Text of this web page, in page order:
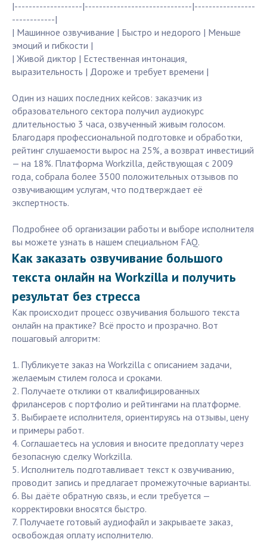
|-------------------|------------------------------|-----------------
------------|
| Машинное озвучивание | Быстро и недорого | Меньше
эмоций и гибкости |
| Живой диктор | Естественная интонация,
выразительность | Дороже и требует времени |
Один из наших последних кейсов: заказчик из
образовательного сектора получил аудиокурс
длительностью 3 часа, озвученный живым голосом.
Благодаря профессиональной подготовке и обработки,
рейтинг слушаемости вырос на 25%, а возврат инвестиций
— на 18%. Платформа Workzilla, действующая с 2009
года, собрала более 3500 положительных отзывов по
озвучивающим услугам, что подтверждает её
экспертность.
Подробнее об организации работы и выборе исполнителя
вы можете узнать в нашем специальном FAQ.
Как заказать озвучивание большого
текста онлайн на Workzilla и получить
результат без стресса
Как происходит процесс озвучивания большого текста
онлайн на практике? Всё просто и прозрачно. Вот
пошаговый алгоритм:
1. Публикуете заказ на Workzilla с описанием задачи,
желаемым стилем голоса и сроками.
2. Получаете отклики от квалифицированных
фрилансеров с портфолио и рейтингами на платформе.
3. Выбираете исполнителя, ориентируясь на отзывы, цену
и примеры работ.
4. Соглашаетесь на условия и вносите предоплату через
безопасную сделку Workzilla.
5. Исполнитель подготавливает текст к озвучиванию,
проводит запись и предлагает промежуточные варианты.
6. Вы даёте обратную связь, и если требуется —
корректировки вносятся быстро.
7. Получаете готовый аудиофайл и закрываете заказ,
освобождая оплату исполнителю.